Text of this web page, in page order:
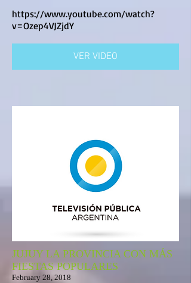
https://www.youtube.com/watch?
v=Ozep4VJZjdY
VER VIDEO
JUJUY LA PROVINCIA CON MÁS
FIESTAS POPULARES
February 28, 2018